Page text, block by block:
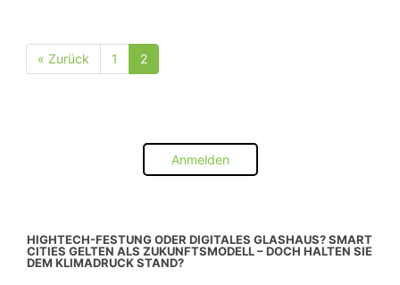
« Zurück Seite
1 2
Anmelden
HIGHTECH-FESTUNG ODER DIGITALES GLASHAUS? SMART
CITIES GELTEN ALS ZUKUNFTSMODELL – DOCH HALTEN SIE
DEM KLIMADRUCK STAND?